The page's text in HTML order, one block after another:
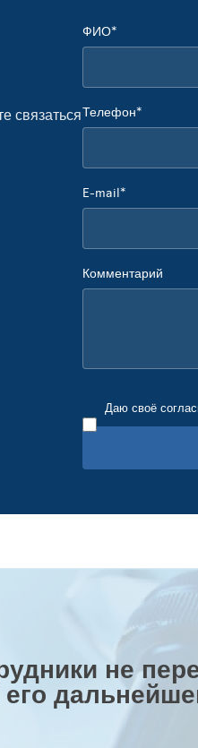
связаться
ФИО*
Телефон*
E-mail*
Комментарий
Даю своё
не